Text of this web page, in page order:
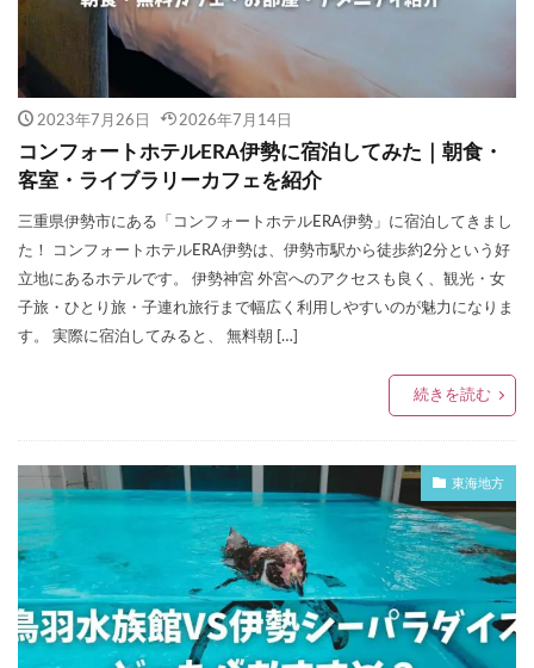
2023年7月26日 2026年7月14日
コンフォートホテルERA伊勢に宿泊してみた｜朝食・
客室・ライブラリーカフェを紹介
三重県伊勢市にある「コンフォートホテルERA伊勢」に宿泊してきまし
た！ コンフォートホテルERA伊勢は、伊勢市駅から徒歩約2分という好
立地にあるホテルです。 伊勢神宮 外宮へのアクセスも良く、観光・女
子旅・ひとり旅・子連れ旅行まで幅広く利用しやすいのが魅力になりま
す。 実際に宿泊してみると、 無料朝 […]
続きを読む
東海地方